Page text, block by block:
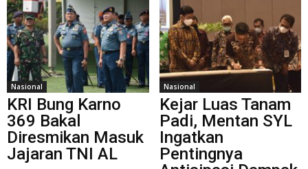
Nasional
KRI Bung Karno
369 Bakal
Diresmikan Masuk
Jajaran TNI AL
Nasional
Kejar Luas Tanam
Padi, Mentan SYL
Ingatkan
Pentingnya